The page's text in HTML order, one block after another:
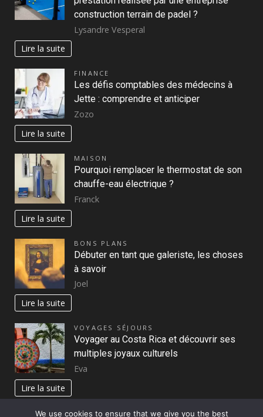
construction terrain de padel ?
Lysandre Vesperal
Lire la suite
FINANCE
Les défis comptables des médecins à
Jette : comprendre et anticiper
Zozo
Lire la suite
MAISON
Pourquoi remplacer le thermostat de son
chauffe-eau électrique ?
Franck
Lire la suite
BONS PLANS
Débuter en tant que galeriste, les choses
à savoir
Joel
Lire la suite
VOYAGES SÉJOURS
Voyager au Costa Rica et découvrir ses
multiples joyaux culturels
Eva
Lire la suite
We use cookies to ensure that we give you the best